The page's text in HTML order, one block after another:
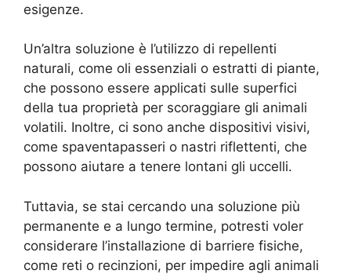
esigenze.
Un’altra soluzione è l’utilizzo di repellenti
naturali, come oli essenziali o estratti di piante,
che possono essere applicati sulle superfici
della tua proprietà per scoraggiare gli animali
volatili. Inoltre, ci sono anche dispositivi visivi,
come spaventapasseri o nastri riflettenti, che
possono aiutare a tenere lontani gli uccelli.
Tuttavia, se stai cercando una soluzione più
permanente e a lungo termine, potresti voler
considerare l’installazione di barriere fisiche,
come reti o recinzioni, per impedire agli animali